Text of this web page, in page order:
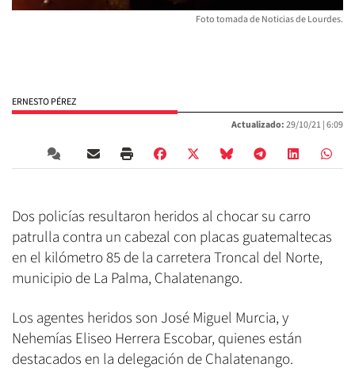
Foto tomada de Noticias de Lourdes.
ERNESTO PÉREZ
Actualizado:29/10/21 |6:09
Dos policías resultaron heridos al chocar su carro
patrulla contra un cabezal con placas guatemaltecas
en el kilómetro 85 de la carretera Troncal del Norte,
municipio de La Palma, Chalatenango.
Los agentes heridos son José Miguel Murcia, y
Nehemías Eliseo Herrera Escobar, quienes están
destacados en la delegación de Chalatenango.